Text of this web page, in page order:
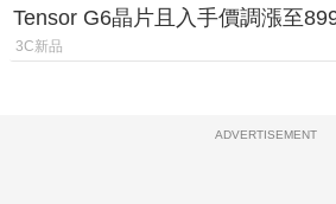
Tensor G6晶片且入手價調漲至
元
3C新品
ADVERTISEMENT